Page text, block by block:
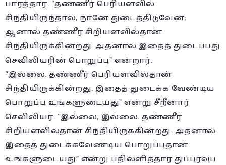
பார்த்தார். “தண்ணீர் பெரியளவில்
சிந்தியிருந்தால், நானே துடைத்திடுவேன்;
ஆனால் தண்ணீர் சிறியளவில்தான்
சிந்தியிருக்கின்றது. அதனால் இதைத் துடைப்பது
செவிலியரின் பொறுப்பு” என்றார்.
“இல்லை. தண்ணீர் பெரியளவில்தான்
சிந்தியிருக்கின்றது. இதைத் துடைக்க வேண்டிய
பொறுப்பு உங்களுடையது” என்று சீறீனார்
செவிலியர். “இல்லை, இல்லை. தண்ணீர்
சிறியளவில்தான் சிந்தியிருக்கின்றது. அதனால்
இதைத் துடைக்கவேண்டிய பொறுப்புதான்
உங்களுடையது” என்று பதிலளித்தார் துப்புரவுப்